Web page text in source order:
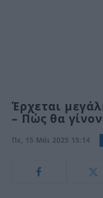
Έρχεται
– Πώς θα
Πε, 15 Μάι 2025 15:14